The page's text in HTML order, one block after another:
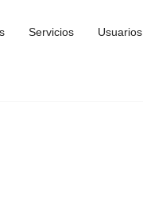
Servicios Usuarios